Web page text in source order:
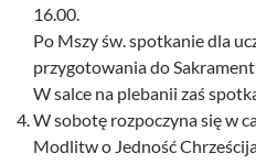
16.00.
Po Mszy św. spotkanie dla
przygotowania do
W salce na plebanii zaś
W sobotę rozpoczyna się w
Modlitw o Jedność